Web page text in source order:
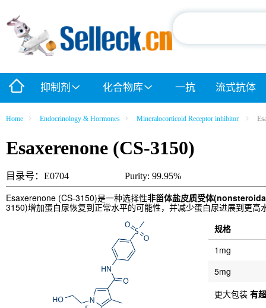
抑制剂 化合物库 一抗 流式抗体
Home Endocrinology & Hormones Mineralocorticoid Receptor inhibitor
Esaxerenone (CS-3150)
目录号：E0704 Purity: 99.95%
Esaxerenone (CS-3150)是一种选择性非甾体盐皮质受体
3150)增加蛋白尿恢复到正常水平的可能性，并减少蛋白尿进展到更高
规格
1mg
5mg
更大包装 有